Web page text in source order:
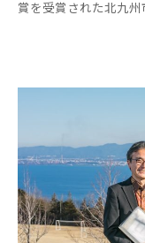
賞を受賞された北九州